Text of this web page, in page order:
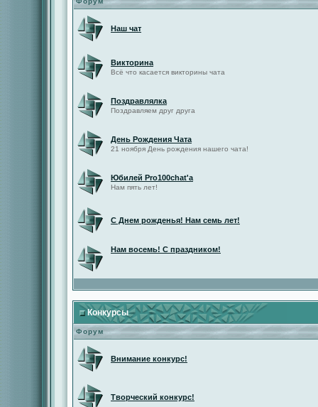
Наш чат
Викторина
Всё что касается викторины чата
Поздравлялка
Поздравляем друг друга
День Рождения Чата
21 ноября День рождения нашего чата!
Юбилей Pro100chat'а
Нам пять лет!
С Днем рожденья! Нам семь лет!
Нам восемь! С праздником!
Конкурсы
Форум
Внимание конкурс!
Творческий конкурс!